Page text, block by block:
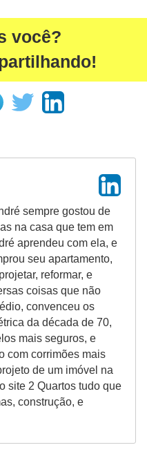
você?
sempre gostou de
na casa que tem em
aprendeu com ela, e
seu apartamento,
reformar, e
coisas que não
convenceu os
da década de 70,
mais seguros, e
com corrimões mais
de um imóvel na
site 2 Quartos tudo que
construção, e